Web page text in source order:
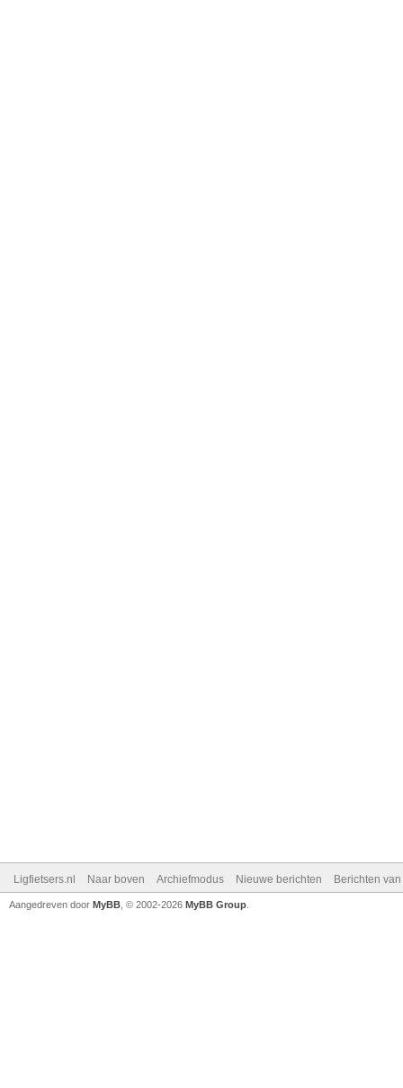
Ligfietsers.nl Naar boven Archiefmodus Nieuwe berichten Berichten
Aangedreven door MyBB , © 2002-2026 MyBB Group